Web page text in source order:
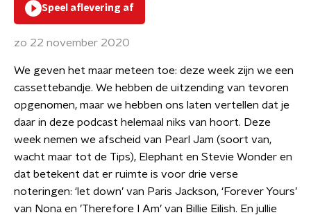
Speel aflevering af
zo 22 november 2020
We geven het maar meteen toe: deze week zijn we een
cassettebandje. We hebben de uitzending van tevoren
opgenomen, maar we hebben ons laten vertellen dat je
daar in deze podcast helemaal niks van hoort. Deze
week nemen we afscheid van Pearl Jam (soort van,
wacht maar tot de Tips), Elephant en Stevie Wonder en
dat betekent dat er ruimte is voor drie verse
noteringen: ‘let down’ van Paris Jackson, ‘Forever Yours’
van Nona en ’Therefore I Am’ van Billie Eilish. En jullie